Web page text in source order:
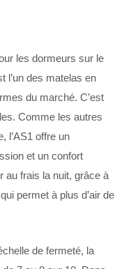
les dormeurs sur le
l’un des matelas en
du marché. C’est
Comme les autres
l’AS1 offre un
et un confort
au frais la nuit, grâce à
permet à plus d’air de
de fermeté, la